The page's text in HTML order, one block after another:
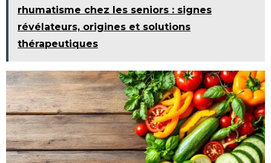
rhumatisme chez les seniors : signes
révélateurs, origines et solutions
thérapeutiques